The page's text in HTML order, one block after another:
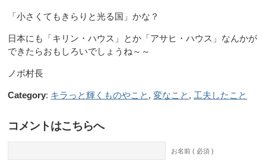
「小さくてもきらりと光る国」かな？
日本にも「キリン・ハウス」とか「アサヒ・ハウス」なんかが
できたらおもしろいでしょうね～～
ノボ村長
Category: キラっと輝くものやこと ,変なこと , 工夫したこと
コメントはこちらへ
お名前 ( 必須 )